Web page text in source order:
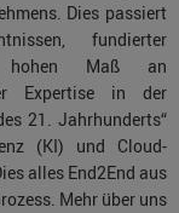
Dies passiert
fundierter
hohen Maß an
Expertise in der
21. Jahrhunderts“
(KI) und Cloud-
alles End2End aus
Mehr über uns